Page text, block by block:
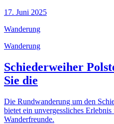
17. Juni 2025
Wanderung
Wanderung
Schiederweiher
Sie die
Die Rundwanderung um den
bietet ein unvergessliches
Wanderfreunde.